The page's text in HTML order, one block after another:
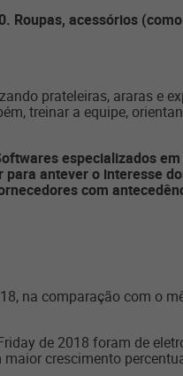
Roupas, acessórios
prateleiras, araras e
treinar a equipe,
especializados
antever o interesse
com
na comparação com o
de 2018 foram de
crescimento